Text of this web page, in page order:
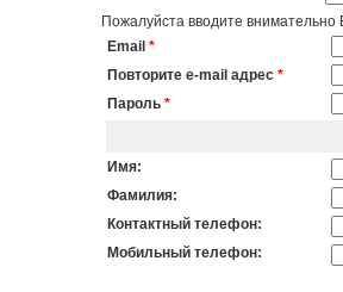
Пожалуйста вводите внимательно
Email *
Повторите e-mail адрес *
Пароль *
Имя:
Фамилия:
Контактный телефон:
Мобильный телефон: